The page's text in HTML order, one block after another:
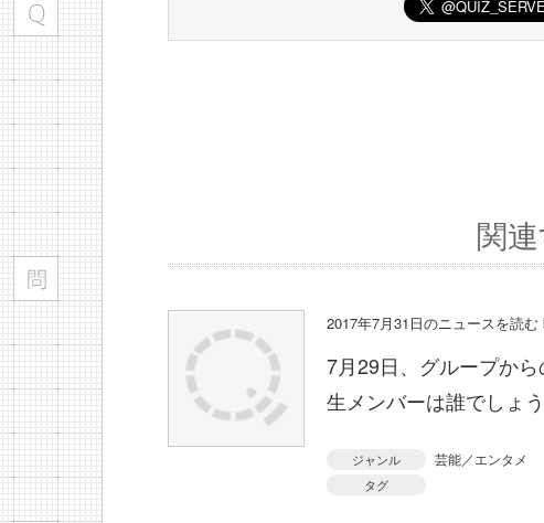
関
2017年7月31日のニュースを読
7月29日、グループか
生メンバーは誰でしょ
ジャンル 芸能／エンタメ
タグ